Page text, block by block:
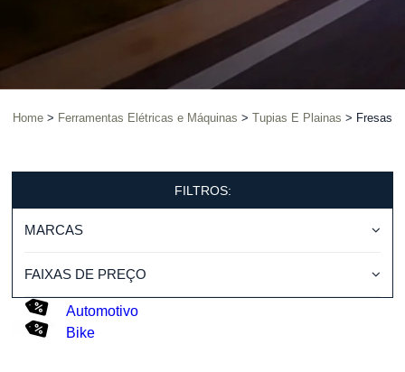
Home Ferramentas Elétricas e Máquinas Tupias E Plainas Fresas
FILTROS:
MARCAS
FAIXAS DE PREÇO
Automotivo
Bike